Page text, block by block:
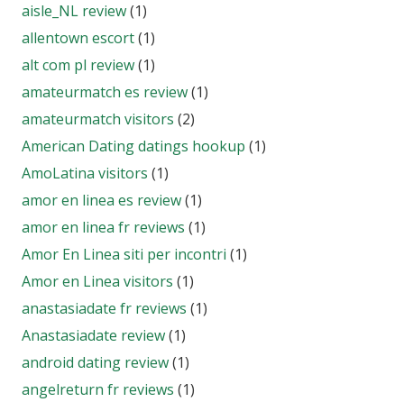
aisle_NL review(1)
allentown escort(1)
alt com pl review(1)
amateurmatch es review(1)
amateurmatch visitors (2)
American Dating datings hookup (1)
AmoLatina visitors (1)
amor en linea es review(1)
amor en linea fr reviews (1)
Amor En Linea siti per incontri (1)
Amor en Linea visitors (1)
anastasiadate fr reviews (1)
Anastasiadate review(1)
android dating review(1)
angelreturn fr reviews (1)